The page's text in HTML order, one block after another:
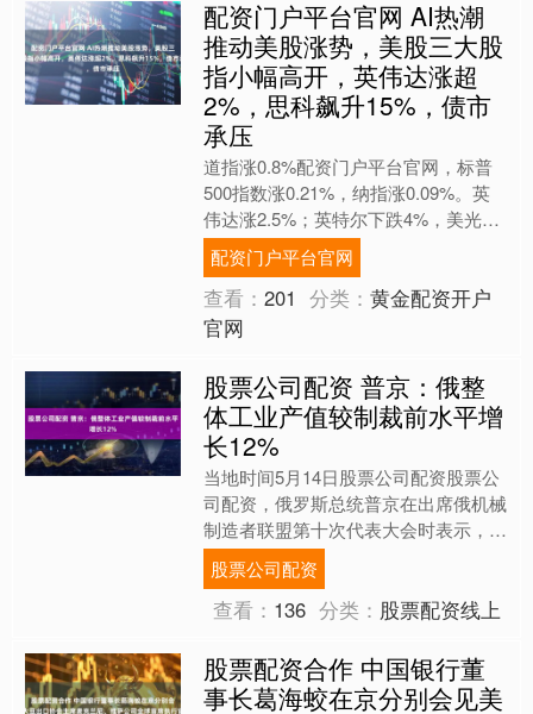
配资门户平台官网 AI热潮
推动美股涨势，美股三大股
指小幅高开，英伟达涨超
2%，思科飙升15%，债市
承压
道指涨0.8%配资门户平台官网，标普
500指数涨0.21%，纳指涨0.09%。英
伟达涨2.5%；英特尔下跌4%，美光科
技跌近3%，闪迪跌超4%。思科涨超
15%，....
配资门户平台官网
查看：201 分类：黄金配资开户
官网
股票公司配资 普京：俄整
体工业产值较制裁前水平增
长12%
当地时间5月14日股票公司配资股票公
司配资，俄罗斯总统普京在出席俄机械
制造者联盟第十次代表大会时表示，俄
整体工业产值较制裁前水平增长
12%。....
股票公司配资
查看： 136 分类： 股票配资线上
股票配资合作 中国银行董
事长葛海蛟在京分别会见美